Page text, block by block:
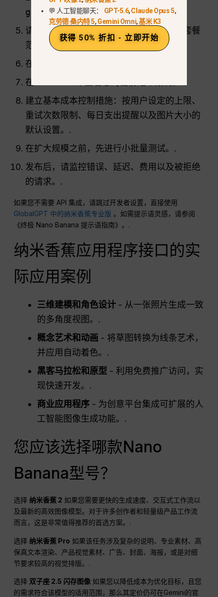
gemini-2.5-flash-image.
请确认您所需的模型和路线是否属于免费套餐
范围，还是仅提供付费服务。.
在投入生产使用前完成计费关联。.
在 AI Studio 中查看您的当前速率限制。.
建立基本成本控制措施：按用户设定的上限、
重试次数限制、每日支出提醒以及图片大小的
默认设置。.
在扩大规模之前，先进行小批量测试。.
发布后，请监控错误、延迟、费用以及被拒绝
的请求。.
如果您不需要 API 集成，请跳过开发者设置，直接使用
GlobalGPT 中的纳米香蕉专业版 。如需提示语灵感，请参阅
《终极 Nano Banana 提示语指南》。.
纳米香蕉应用程序接口的实
际应用案例
三维建模和角色设计 - 从一张照片生成一致
的多角度视图。.
概念艺术和动画 - 将草图转换为线条艺术，
并应用自动着色。.
黑客马拉松和原型 - 利用免费推广访问，实
现快速开发。.
商业应用程序 - 为创意平台集成可扩展的人
工智能图像生成功能。.
您应该选择哪款Nano
Banana型号？
选择 纳米香蕉 2 如果您需要更快的生成速度、交互式工作流以
及最新的高效图像模型。对于许多创作者和轻量级产品工作流
而言，这是非常值得推荐的首选方案。.
选择 纳米香蕉 Pro 如果该任务涉及复杂的说明、专业素材、高
保真文本渲染、产品视觉素材、广告、封面、海报，或是对细
节要求较高的视觉排版。.
选择 双子座 2.5 闪存图像 如果您以降低成本为优化目标，且您
的需求符合该模型的适用范围，那么其定价仍可在Gemini的官
💬 人工智能聊天： GPT-5.6,Claude Opus 5,
克劳德·桑内特 5,Gemini Omni,基米 K3
获得 50% 折扣 - 立即开始